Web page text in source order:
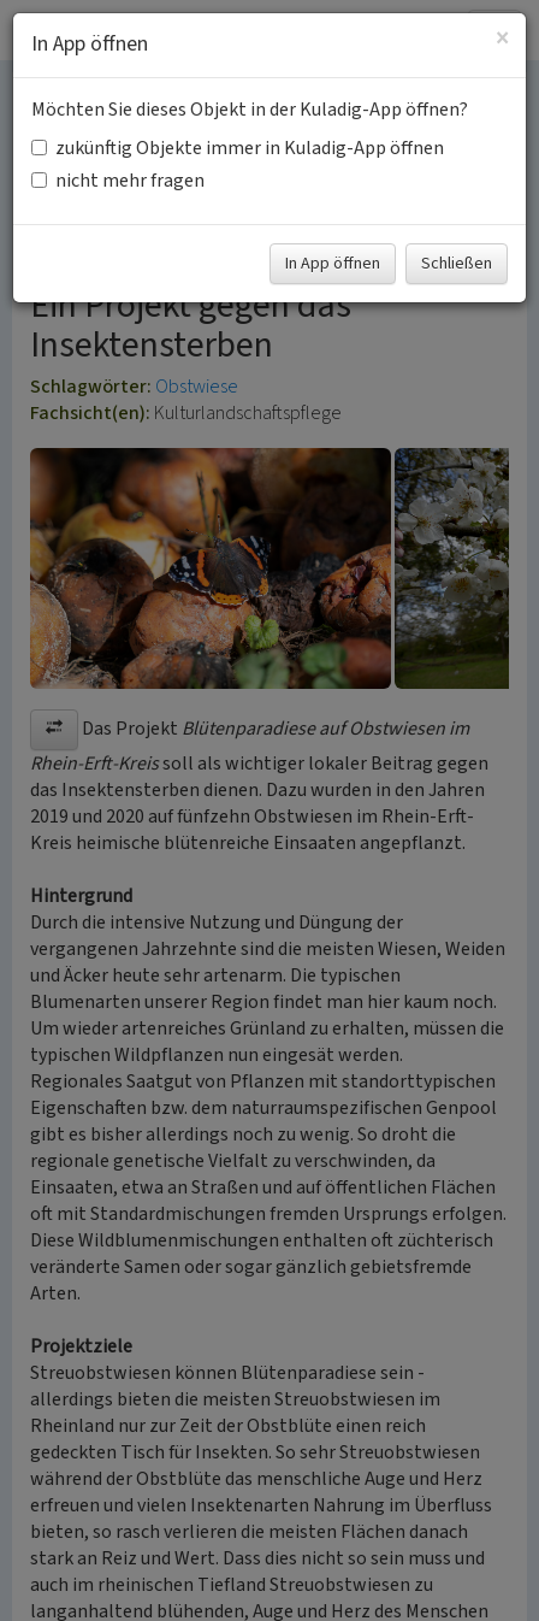
Blütenparadiese auf
Streuobstwiesen im
Rhein-Erft-Kreis
Ein Projekt gegen das
Insektensterben
Schlagwörter: Obstwiese
Fachsicht(en): Kulturlandschaftspflege
Das Projekt Blütenparadiese auf Obstwiesen im
Rhein-Erft-Kreissoll als wichtiger lokaler Beitrag gegen
das Insektensterben dienen. Dazu wurden in den Jahren
2019 und 2020 auf fünfzehn Obstwiesen im Rhein-Erft-
Kreis heimische blütenreiche Einsaaten angepflanzt.
Hintergrund
Durch die intensive Nutzung und Düngung der
vergangenen Jahrzehnte sind die meisten Wiesen, Weiden
und Äcker heute sehr artenarm. Die typischen
Blumenarten unserer Region findet man hier kaum noch.
Um wieder artenreiches Grünland zu erhalten, müssen die
typischen Wildpflanzen nun eingesät werden.
Regionales Saatgut von Pflanzen mit standorttypischen
Eigenschaften bzw. dem naturraumspezifischen Genpool
gibt es bisher allerdings noch zu wenig. So droht die
regionale genetische Vielfalt zu verschwinden, da
Einsaaten, etwa an Straßen und auf öffentlichen Flächen
oft mit Standardmischungen fremden Ursprungs erfolgen.
Diese Wildblumenmischungen enthalten oft züchterisch
veränderte Samen oder sogar gänzlich gebietsfremde
Arten.
Projektziele
Streuobstwiesen können Blütenparadiese sein -
allerdings bieten die meisten Streuobstwiesen im
Rheinland nur zur Zeit der Obstblüte einen reich
gedeckten Tisch für Insekten. So sehr Streuobstwiesen
während der Obstblüte das menschliche Auge und Herz
erfreuen und vielen Insektenarten Nahrung im Überfluss
bieten, so rasch verlieren die meisten Flächen danach
stark an Reiz und Wert. Dass dies nicht so sein muss und
auch im rheinischen Tiefland Streuobstwiesen zu
langanhaltend blühenden, Auge und Herz des Menschen
×
In App öffnen
Möchten Sie dieses Objekt in der Kuladig-App öffnen?
zukünftig Objekte immer in Kuladig-App öffnen
nicht mehr fragen
In App öffnen Schließen